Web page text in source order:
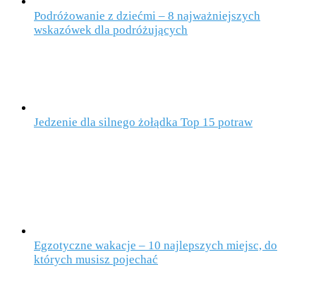
Podróżowanie z dziećmi – 8 najważniejszych
wskazówek dla podróżujących
Jedzenie dla silnego żołądka Top 15 potraw
Egzotyczne wakacje – 10 najlepszych miejsc, do
których musisz pojechać